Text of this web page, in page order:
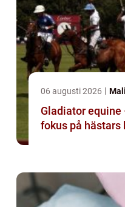
06 augusti 2026
Gladiator
fokus på hästars